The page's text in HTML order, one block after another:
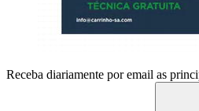
Receba diariamente por email as